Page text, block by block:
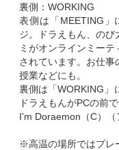
裏側：WORKING
表側は「MEETING
ジ。ドラえもん、のび
ミがオンラインミー
されています。お仕事
授業などにも。
裏側は「WORKING」
ドラえもんがPCの前
I'm Doraemon（C）（
※高温の場所ではプレ